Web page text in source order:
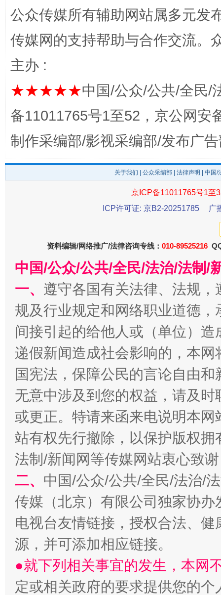
完善运行机制助力责任有效落实 一纸欠
东山县通报“牛蛙产品抗生素超标问题” 法
千年窑火 生生不息
揭开“小金库”的免责幌子
公众传媒所有辅助网站属多元发
传媒网的支持帮助与合作交流。
主办 :
★★★★★中国/公众/公共/全民/
备11011765号1至52，京公网安
制作采编部/影视采编部/发布广
关于我们 公众采编部 法律声明 | 中国
京ICP备11011765号1至
ICP许可证: 京B2-20251785
广
资料编辑/网络推广/法律咨询专线： 010-89525216
中国/公众/公共/全民/法治/法制/
一、 遵守各国有关法律、法规
规及行业规定和网络职业道德
间接引起的给他人或（单位）
递假新闻造成社会影响的，本
国宪法，保障公民的言论自由
无意中涉及到您的权益，请及
或更正。特请来函来电说明本
站有权先行撤除，以保护版权
法制/新闻网等传媒网站衷心致
二、 中国/公众/公共/全民/法治/
传媒（北京）有限公司独家协
电视台友情链接，授权合法、
源，并可添加相应链接。
●就下列相关事宜的发生，本网
定或相关政府的要求提供您的个